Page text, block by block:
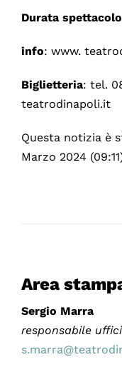
Durata spettacolo
info: www.
Biglietteria: tel.
teatrodinapoli.it
Questa notizia è
Marzo 2024
Area
Sergio Marra
responsabile